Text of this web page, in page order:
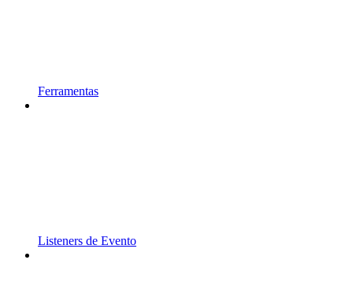
Ferramentas
Listeners de Evento